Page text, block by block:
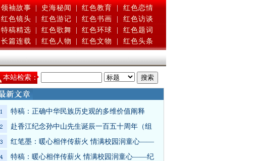
领袖故事 | 史海秘闻 | 红色教育 |
红色恋情
红色镜头 红色游记 红色书画
红色访谈
特稿精选 红色歌舞 红色环球
红色题词
长篇连载 红色人物 红色文物 红色头条
本站检索：
特稿：正确中华民族历史观的多维价值阐释
赴香江纪念孙中山先生诞辰一百五十周年（组
红笔墨：暖心相伴传薪火 情满校园润童心——
特稿：暖心相伴传薪火 情满校园润童心——纪